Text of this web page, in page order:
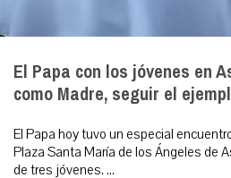
El Papa con los jóvenes en
como Madre, seguir el
El Papa hoy tuvo un especial
Plaza Santa María de los Ángeles de
de tres jóvenes. ...